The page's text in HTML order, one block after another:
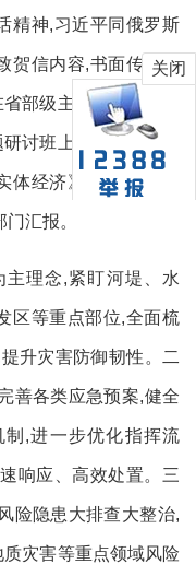
精神,习近平同俄罗斯
贺信内容,书面传达了
部级主要领导干部学
讨班上的讲话和习近
体经济》,解读了《中
汇报。
理念,紧盯河堤、水
区等重点部位,全面梳
升灾害防御韧性。二
善各类应急预案,健全
,进一步优化指挥流
响应、高效处置。三
险隐患大排查大整治,
灾害等重点领域风险
关闭